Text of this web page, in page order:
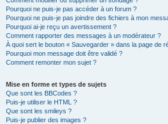
Pourquoi ne puis-je pas accéder à un forum ?
Pourquoi ne puis-je pas joindre des fichiers à mon
Pourquoi ai-je reçu un avertissement ?
Comment rapporter des messages à un modérateur ?
À quoi sert le bouton « Sauvegarder » dans la page de
Pourquoi mon message doit être validé ?
Comment remonter mon sujet ?
Mise en forme et types de sujets
Que sont les BBCodes ?
Puis-je utiliser le HTML ?
Que sont les smileys ?
Puis-je publier des images ?